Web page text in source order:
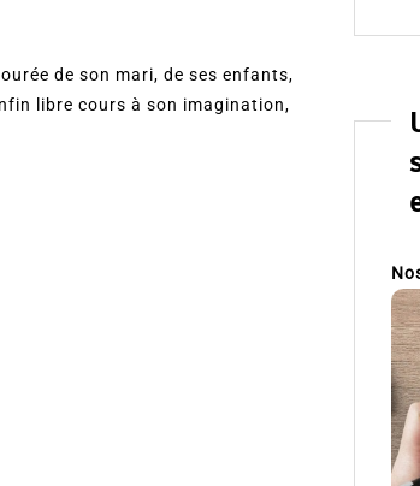
de son mari, de ses enfants,
libre cours à son imagination,